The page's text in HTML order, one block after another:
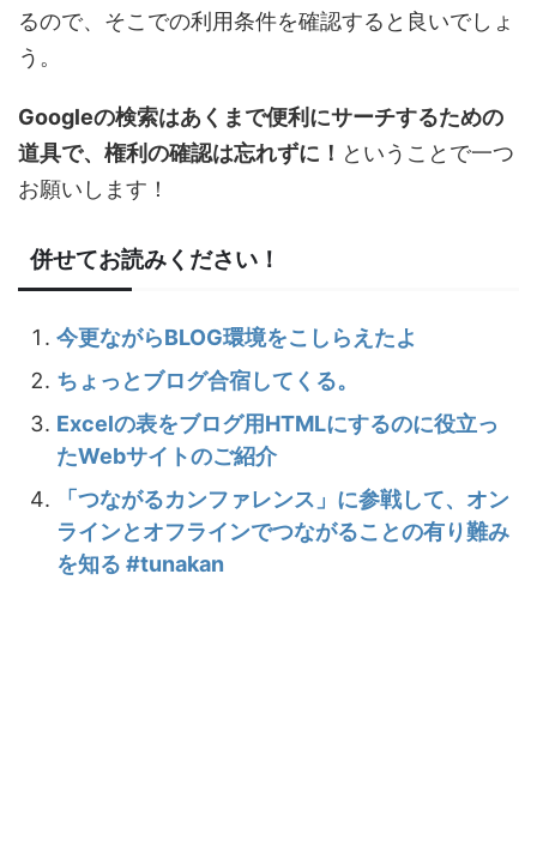
るので、そこでの利用条件を確認すると良いでしょ
う。
Googleの検索はあくまで便利にサーチするための
道具で、権利の確認は忘れずに！ ということで一つ
お願いします！
併せてお読みください！
今更ながらBLOG環境をこしらえたよ
ちょっとブログ合宿してくる。
Excelの表をブログ用HTMLにするのに役立っ
たWebサイトのご紹介
「つながるカンファレンス」に参戦して、オン
ラインとオフラインでつながることの有り難み
を知る #tunakan